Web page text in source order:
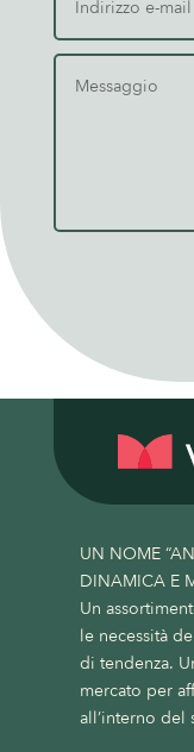
UN NOME
DINAMICA E
Un
le necessità
di tendenza.
mercato per
all’interno del